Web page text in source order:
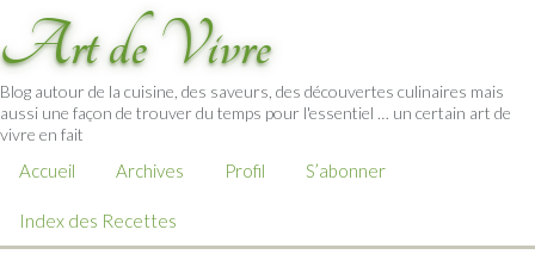
Art de Vivre
Blog autour de la cuisine, des saveurs, des découvertes culinaires mais
aussi une façon de trouver du temps pour l'essentiel … un certain art de
vivre en fait
Accueil Archives Profil S’abonner
Index des Recettes